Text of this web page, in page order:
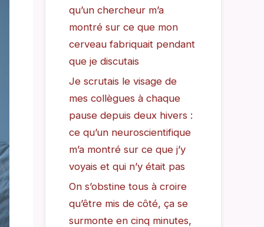
qu’un chercheur m’a
montré sur ce que mon
cerveau fabriquait pendant
que je discutais
Je scrutais le visage de
mes collègues à chaque
pause depuis deux hivers :
ce qu’un neuroscientifique
m’a montré sur ce que j’y
voyais et qui n’y était pas
On s’obstine tous à croire
qu’être mis de côté, ça se
surmonte en cinq minutes,